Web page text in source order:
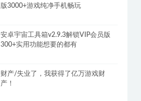
版3000+游戏纯净手机畅玩
安卓宇宙工具箱v2.9.3解锁VIP会员版
300+实用功能想要的都有
财产/失业了，我获得了亿万游戏财
产！